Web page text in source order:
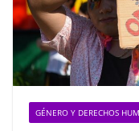
GÉNERO Y DERECHOS